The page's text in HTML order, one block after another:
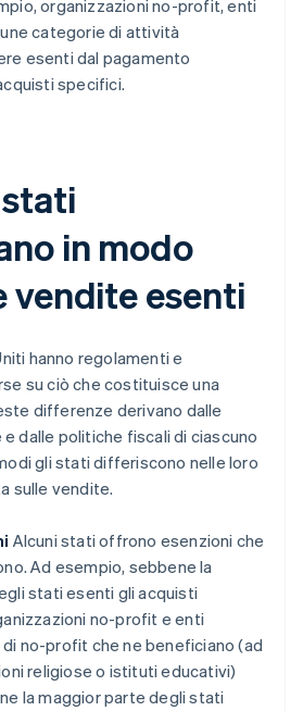
organizzazioni no-profit, enti
categorie di attività
esenti dal pagamento
specifici.
in modo
vendite esenti
hanno regolamenti e
su ciò che costituisce una
differenze derivano dalle
dalle politiche fiscali di ciascuno
gli stati differiscono nelle loro
sulle vendite.
Alcuni stati offrono esenzioni che
Ad esempio, sebbene la
stati esenti gli acquisti
no-profit e enti
no-profit che ne beneficiano (ad
religiose o istituti educativi)
la maggior parte degli stati